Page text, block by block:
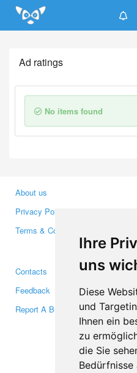
Ihre
uns
Diese
und
Ihnen ein
zu
die Sie
Bedürfnisse
Update cookies preferences
Ad ratings
No items found
About us
Privacy Policy
Terms & Conditions
Contacts
Feedback
Report A Bug
Makis©